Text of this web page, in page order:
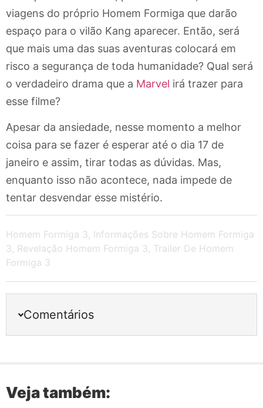
viagens do próprio Homem Formiga que darão
espaço para o vilão Kang aparecer. Então, será
que mais uma das suas aventuras colocará em
risco a segurança de toda humanidade? Qual será
o verdadeiro drama que a Marvel irá trazer para
esse filme?
Apesar da ansiedade, nesse momento a melhor
coisa para se fazer é esperar até o dia 17 de
janeiro e assim, tirar todas as dúvidas. Mas,
enquanto isso não acontece, nada impede de
tentar desvendar esse mistério.
Homem Formiga 3, Informações Sobre Homem Formiga
3, Revelação Homem Formiga 3, Trailer De Homem
Formiga 3
Comentários
Veja também: